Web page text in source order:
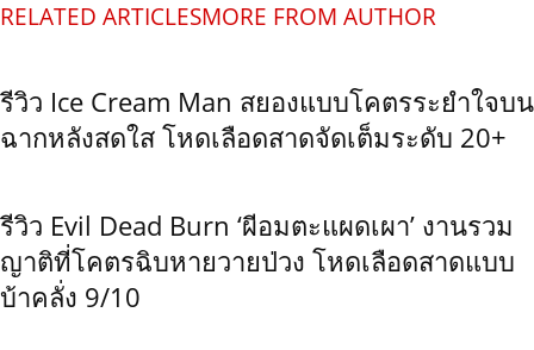
RELATED ARTICLESMORE FROM AUTHOR
รีวิว Ice Cream Man สยองแบบโคตรระยำใจบน
ฉากหลังสดใส โหดเลือดสาดจัดเต็มระดับ 20+
รีวิว Evil Dead Burn ‘ผีอมตะแผดเผา’ งานรวม
ญาติที่โคตรฉิบหายวายป่วง โหดเลือดสาดแบบ
บ้าคลั่ง 9/10